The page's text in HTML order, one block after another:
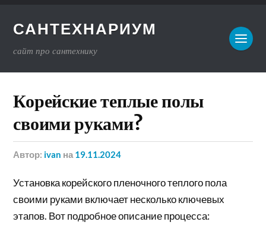
САНТЕХНАРИУМ
сайт про сантехнику
Корейские теплые полы
своими руками?
Автор: ivan на 19.11.2024
Установка корейского пленочного теплого пола
своими руками включает несколько ключевых
этапов. Вот подробное описание процесса: